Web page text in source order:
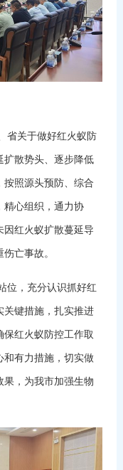
关于做好红火蚁防
扩散势头、逐步降低
照源头预防、综合
精心组织，通力协
因红火蚁扩散蔓延导
重伤亡事故。
，充分认识抓好红
关键措施，扎实推进
红火蚁防控工作取
和有力措施，切实做
，为我市加强生物